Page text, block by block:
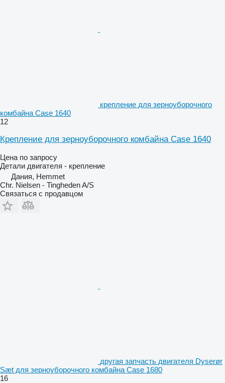
крепление для зерноуборочного
комбайна Case 1640
12
Крепление для зерноуборочного комбайна Case 1640
Цена по запросу
Детали двигателя - крепление
Дания, Hemmet
Chr. Nielsen - Tingheden A/S
Связаться с продавцом
другая запчасть двигателя Dyserør
Sæt для зерноуборочного комбайна Case 1680
16